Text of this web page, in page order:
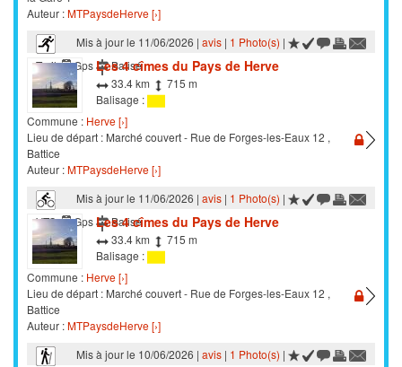
Auteur :MTPaysdeHerve [›]
Mis à jour le 11/06/2026 | avis| 1 Photo(s) |
Trail
Gps Balisé
Les 4 cîmes du Pays de Herve
33.4 km
715 m
Balisage :
Commune : Herve [›]
Lieu de départ : Marché couvert - Rue de Forges-les-Eaux 12 ,
Battice
Auteur :MTPaysdeHerve [›]
Mis à jour le 11/06/2026 | avis| 1 Photo(s) |
VTC
Gps Balisé
Les 4 cîmes du Pays de Herve
33.4 km
715 m
Balisage :
Commune : Herve [›]
Lieu de départ : Marché couvert - Rue de Forges-les-Eaux 12 ,
Battice
Auteur :MTPaysdeHerve [›]
Mis à jour le 10/06/2026 | avis| 1 Photo(s) |